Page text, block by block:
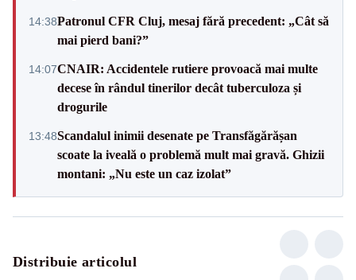
14:38Patronul CFR Cluj, mesaj fără precedent: „Cât să
mai pierd bani?”
14:07CNAIR: Accidentele rutiere provoacă mai multe
decese în rândul tinerilor decât tuberculoza și
drogurile
13:48Scandalul inimii desenate pe Transfăgărășan
scoate la iveală o problemă mult mai gravă. Ghizii
montani: „Nu este un caz izolat”
Distribuie articolul